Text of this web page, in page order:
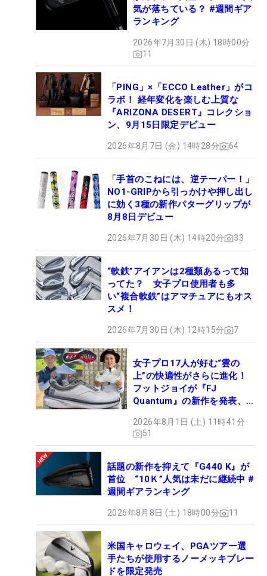
気が落ちている？ #週間ギア
ランキング
2026年7月30日 (木) 18時00分
11
「PING」×「ECCO Leather」がコ
ラボ！ 経年変化を楽しむ上質な
『ARIZONA DESERT』コレクショ
ン、9月15日限定デビュー
2026年8月7日 (金) 14時28分 64
「手首のこねには、逆テーパー！」
NO1-GRIPから引っかけや押し出し
に効く3種の新作パターグリップが
8月8日デビュー
2026年7月30日 (木) 14時20分 33
“軟鉄”アイアンは2種類あるって知
ってた？ 女子プロ使用者も多
い“複合軟鉄”はアマチュアにもオス
スメ！
2026年7月30日 (木) 12時15分 7
女子プロ17人が好む“雲の
上”の快適性がさらに進化！
フットジョイが『FJ
Quantum』の新作を発表、8
2026年8月1日 (土) 11時41分
51
話題の新作を抑えて『G440 K』が
首位 “10Ｋ”人気は未だに継続中 #
週間ギアランキング
2026年8月8日 (土) 18時00分 11
米国キャロウェイ、PGAツアー選
手たちが使用するノーメッキブレー
ドを限定発売